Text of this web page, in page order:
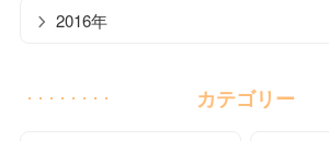
2016年
カテゴリー